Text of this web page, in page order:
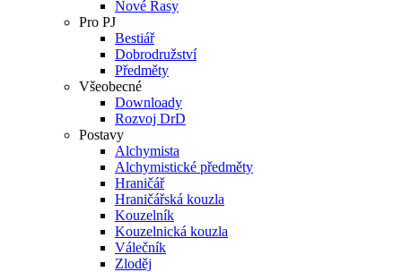
Nové Rasy
Pro PJ
Bestiář
Dobrodružství
Předměty
Všeobecné
Downloady
Rozvoj DrD
Postavy
Alchymista
Alchymistické předměty
Hraničář
Hraničářská kouzla
Kouzelník
Kouzelnická kouzla
Válečník
Zloděj